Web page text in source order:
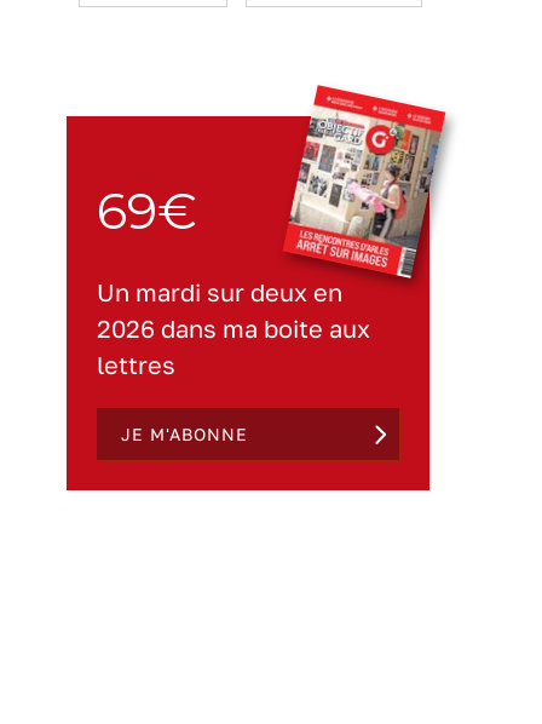
69€
Un mardi sur deux en
2026 dans ma boite aux
lettres
JE M'ABONNE